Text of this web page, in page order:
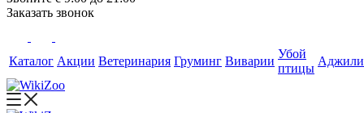
Заказать звонок
Каталог Акции Ветеринария Груминг Виварии
Убой
птицы